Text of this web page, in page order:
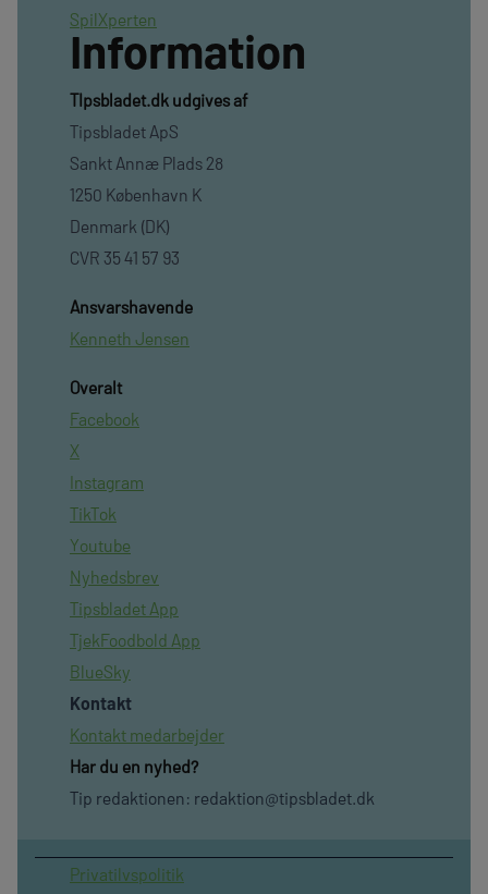
SpilXperten
Information
TIpsbladet.dk udgives af
Tipsbladet ApS
Sankt Annæ Plads 28
1250 København K
Denmark (DK)
CVR 35 41 57 93
Ansvarshavende
Kenneth Jensen
Overalt
Facebook
X
Instagram
TikTok
Youtube
Nyhedsbrev
Tipsbladet App
TjekFoodbold App
BlueSky
Kontakt
Kontakt medarbejder
Har du en nyhed?
Tip redaktionen: redaktion@tipsbladet.dk
Privatilvspolitik